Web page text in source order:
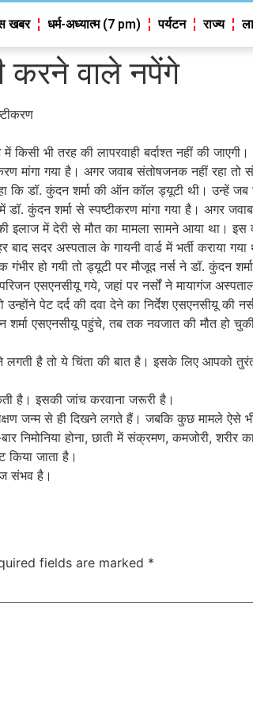
खबर धर्म-अध्यात्म (7 pm) पर्यटन राज्य
करने वाले नपेंगे
भी तरह की लापरवाही बर्दाश्त नहीं की
गया है। अगर जवाब संतोषजनक नहीं रहा तो
डॉ. कुंदन शर्मा की ऑन कॉल ड्यूटी थी। उन्हें जब
डॉ. कुंदन शर्मा से स्पष्टीकरण मांगा गया है। अगर
में देरी से मौत का मामला सामने आया था। इस
बाद सदर अस्पताल के गायनी वार्ड में भर्ती कराया
हो गयी तो ड्यूटी पर मौजूद नर्स ने डॉ. कुंदन
एसएनसीयू गये, जहां पर नर्सों ने मायागंज
उन्होंने पेट दर्द की दवा देने का निर्देश एसएनसीयू
एसएनसीयू पहुंचे, तब तक नवजात की मौत हो
है तो ये चिंता की बात है। इसके लिए आपको
है। इसकी जांच करवाना जरूरी है।
जन्म से ही दिखने लगते हैं। जबकि कुछ मामले ऐसे
निमोनिया होना, छाती में संक्रमण, कमजोरी, शरीर
किया जाता है।
संभव है।
fields are marked *